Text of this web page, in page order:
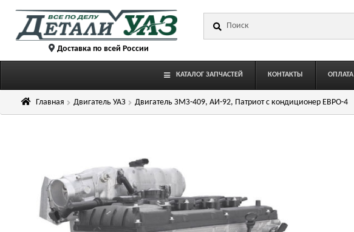
Перейти
Перейти
содержимому Доставка по всей России
КАТАЛОГ ЗАПЧАСТЕЙ КОНТАКТЫ ОПЛАТА
Главная Двигатель УАЗ Двигатель ЗМЗ-409, АИ-92, Патриот с кондиционер ЕВРО-4